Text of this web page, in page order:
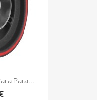
Para...